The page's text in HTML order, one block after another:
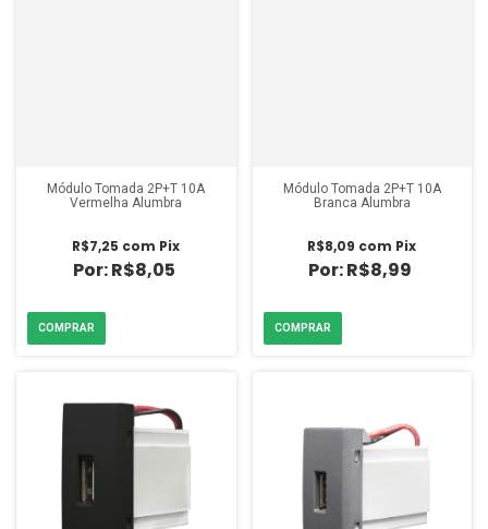
Módulo Tomada 2P+T 10A
Vermelha Alumbra
R$8,05
R$7,25 com Pix
Módulo Tomada 2P+T 10A
Branca Alumbra
R$8,99
R$8,09 com Pix